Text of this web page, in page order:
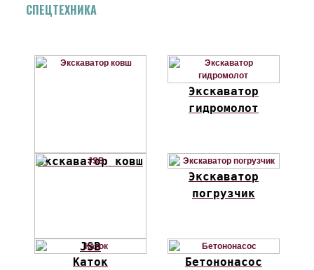
СПЕЦТЕХНИКА
Экскаватор ковш
Экскаватор
гидромолот
JSB
Экскаватор
погрузчик
Каток Бетононасос